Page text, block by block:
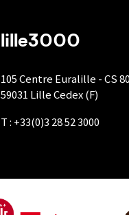
lille3000
105 Centre Euralille - CS
59031 Lille Cedex (F)
T : +33(0)3 28 52 3000